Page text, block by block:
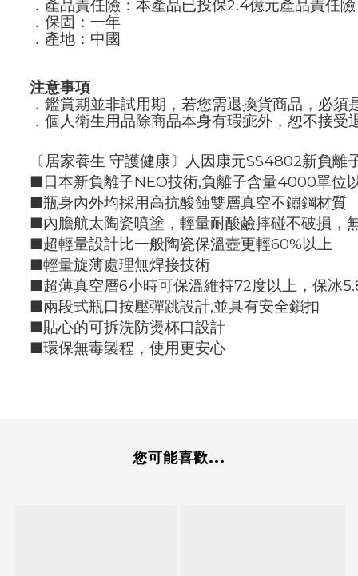
．產品責任險：本產品已投保2.4億元產品責任險
．保固：一年
．產地：中國
注意事項
．鑑賞期並非試用期，若您需退換貨商品，必須
．個人衛生用品除商品本身有瑕疵外，恕不接受
〔居家養生 守護健康〕人因康元SS4802新負離
■日本新負離子NEO技術,負離子含量4000單位
■瓶身內外均採用高抗酸蝕雙層真空不鏽鋼材質
■內膽航太陶瓷噴塗，輕量耐酸鹼摔碰不破損，
■超輕量設計比一般陶瓷保溫壺更輕60%以上
■輕量旋薄處理無焊接技術
■超薄真空層6小時可保溫維持72度以上，保冰
■兩段式瓶口按壓彈跳設計,並具有安全鎖扣
■貼心的可拆洗防燙杯口設計
■環保無毒製程，使用更安心
您可能喜歡...